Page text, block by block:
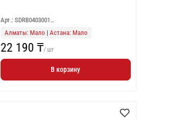
Арт.: SDRB0403001…
Алматы: Мало | Астана: Мало
22 190 ₸/ шт
В корзину